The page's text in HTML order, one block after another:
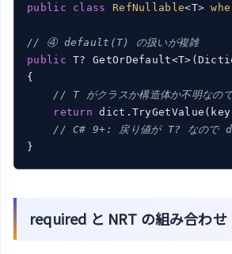
public
class RefNullable<T>
// ④ default(T) の扱いが複雑
public T?
{
// T がクラスか構造体か不明な
return
// C# 9+: 戻り値が T? なので
required と NRT の組み合わせ